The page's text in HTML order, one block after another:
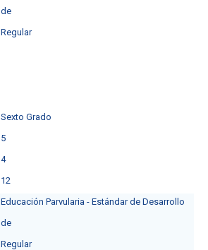
deㅤ
Regular
Sexto Grado
5
4
12
Educación Parvularia - Estándar de Desarrollo
de
Regular